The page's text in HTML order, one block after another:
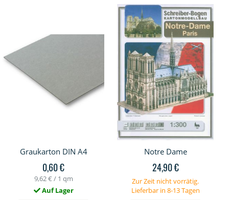
Graukarton DIN A4
0,60 €
9,62 € / 1 qm
Auf Lager
Notre Dame
24,90 €
Zur Zeit nicht vorrätig.
Lieferbar in 8-13 Tagen